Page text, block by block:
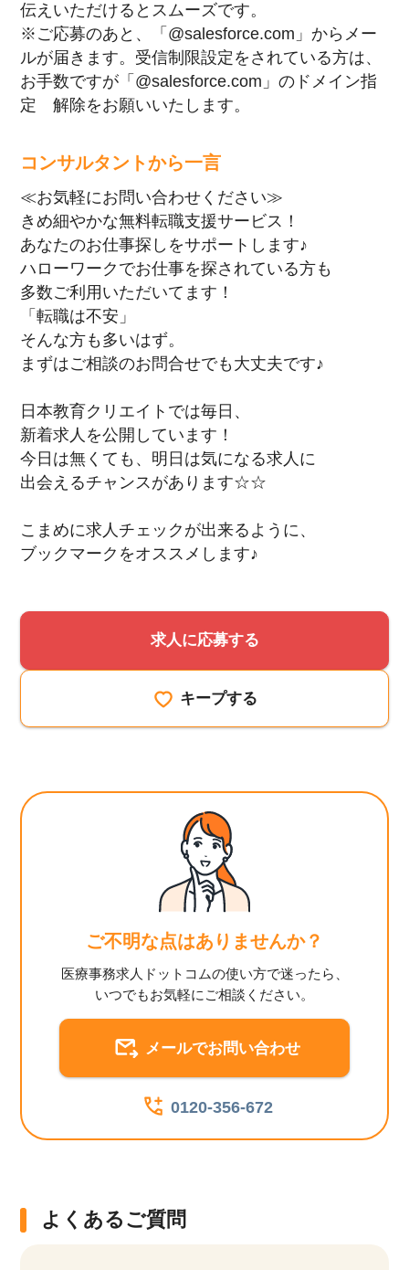
伝えいただけるとスムーズです。
※ご応募のあと、「@salesforce.com」からメー
ルが届きます。受信制限設定をされている方は、
お手数ですが「@salesforce.com」のドメイン指
定 解除をお願いいたします。
コンサルタントから一言
≪お気軽にお問い合わせください≫
きめ細やかな無料転職支援サービス！
あなたのお仕事探しをサポートします♪
ハローワークでお仕事を探されている方も
多数ご利用いただいてます！
「転職は不安」
そんな方も多いはず。
まずはご相談のお問合せでも大丈夫です♪
日本教育クリエイトでは毎日、
新着求人を公開しています！
今日は無くても、明日は気になる求人に
出会えるチャンスがあります☆☆
こまめに求人チェックが出来るように、
ブックマークをオススメします♪
求人に応募する
キープする
ご不明な点はありませんか？
医療事務求人ドットコムの使い方で迷ったら、
いつでもお気軽にご相談ください。
メールでお問い合わせ
0120-356-672
よくあるご質問